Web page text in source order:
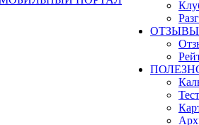
ОТЗЫВЫ